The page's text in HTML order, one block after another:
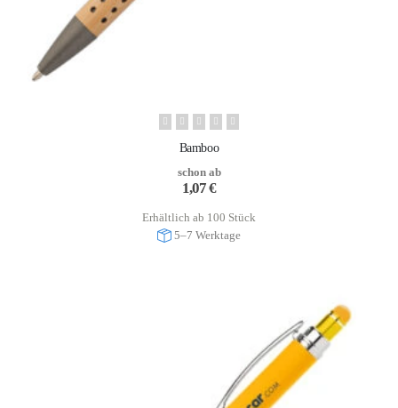
Bamboo
schon ab
1,07€
Erhältlich ab 100 Stück
5–7 Werktage